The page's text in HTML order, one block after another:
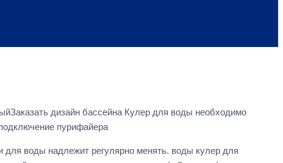
дизайн бассейна Кулер для воды необходимо
пурифайера
воды надлежит регулярно менять. воды кулер для